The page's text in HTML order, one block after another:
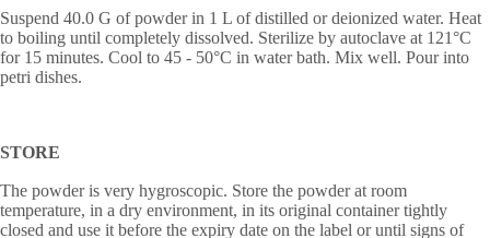
Suspend 40.0 G of powder in 1 L of distilled or deionized water. Heat
to boiling until completely dissolved. Sterilize by autoclave at 121 °C
for 15 minutes. Cool to 45 - 50°C in water bath. Mix well. Pour into
petri dishes.
STORE
The powder is very hygroscopic. Store the powder at room
temperature, in a dry environment, in its original container tightly
closed and use it before the expiry date on the label or until signs of